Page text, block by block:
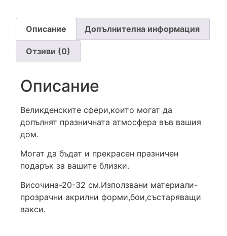
Описание Допълнителна информация
Отзиви (0)
Описание
Великденските сфери,които могат да
допълнят празничната атмосфера във вашия
дом.
Могат да бъдат и прекрасен празничен
подарък за вашите близки.
Височина-20-32 см.Използвани материали-
прозрачни акрилни форми,бои,състаряващи
вакси.